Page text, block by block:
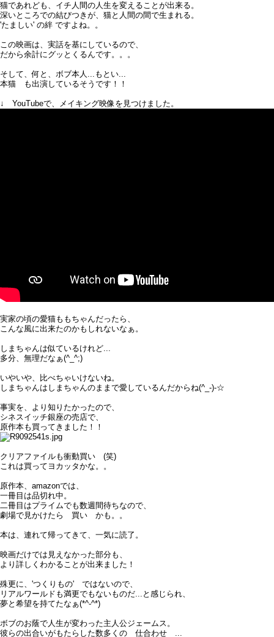
猫であれども、イチ人間の人生を変えることが出来る。
深いところでの結びつきが、猫と人間の間で生まれる。
'たましい' の絆 ですよね。。
この映画は、実話を基にしているので、
だから余計にグッとくるんです。。。
そして、何と、ボブ本人...もとい...
本猫 も出演しているそうです！！
↓ YouTubeで、メイキング映像を見つけました。
実家の頃の愛猫ももちゃんだったら、
こんな風に出来たのかもしれないなぁ。
しまちゃんは似ているけれど...
多分、無理だなぁ(^_^;)
いやいや、比べちゃいけないね。
しまちゃんはしまちゃんのままで愛しているんだからね(^_-)-☆
事実を、より知りたかったので、
シネスイッチ銀座の売店で、
原作本も買ってきました！！
クリアファイルも衝動買い (笑)
これは買ってヨカッタかな。。
原作本、amazonでは、
一冊目は品切れ中。
二冊目はプライムでも数週間待ちなので、
劇場で見かけたら 買い かも。。
本は、連れて帰ってきて、一気に読了。
映画だけでは見えなかった部分も、
より詳しくわかることが出来ました！
殊更に、'つくりもの' ではないので、
リアルワールドも満更でもないものだ...と感じられ、
夢と希望を持てたなぁ(*^-^*)
ボブのお蔭で人生が変わった主人公ジェームス。
彼らの出合いがもたらした数多くの 仕合わせ ...